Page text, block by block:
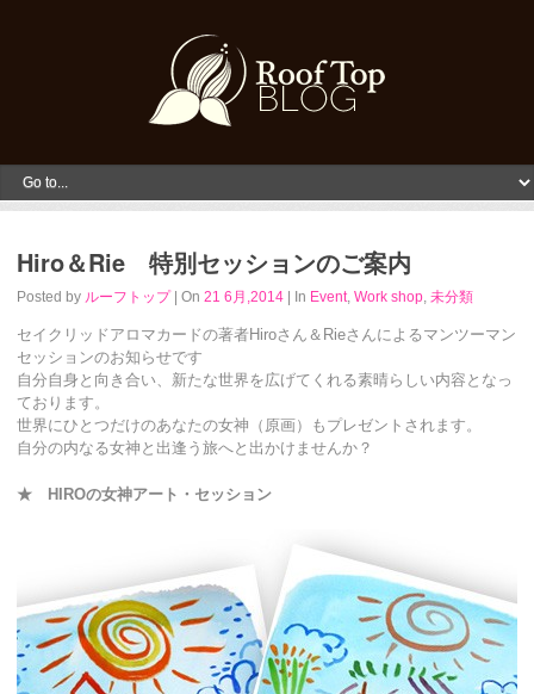
Hiro＆Rie 特別セッションのご案内
Posted by ルーフトップ| On21 6月,2014 | In Event,Work shop,未分類
セイクリッドアロマカードの著者Hiroさん＆Rieさんによるマンツーマン
セッションのお知らせです
自分自身と向き合い、新たな世界を広げてくれる素晴らしい内容となっ
ております。
世界にひとつだけのあなたの女神（原画）もプレゼントされます。
自分の内なる女神と出逢う旅へと出かけませんか？
★ HIROの女神アート・セッション